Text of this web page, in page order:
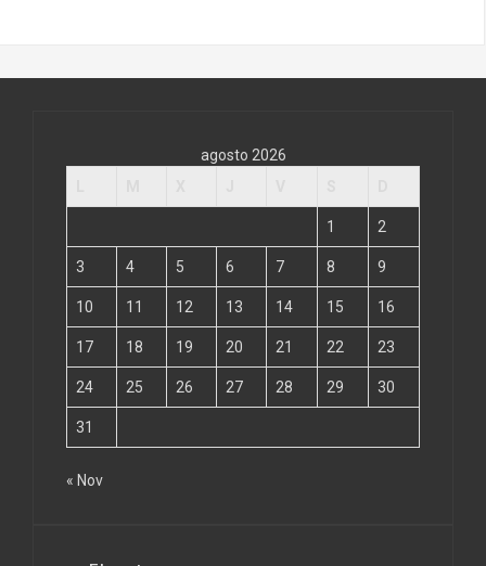
agosto 2026
1 2
3 4 5 6 7 8 9
10 11 12 13 14 15 16
17 18 19 20 21 22 23
24 25 26 27 28 29 30
31
« Nov